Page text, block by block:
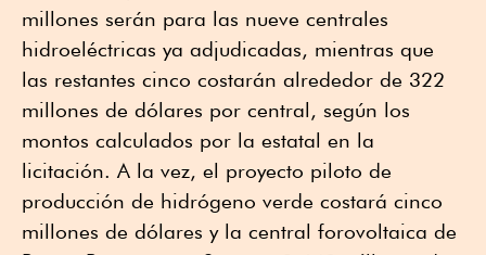
millones serán para las nueve centrales
hidroeléctricas ya adjudicadas, mientras que
las restantes cinco costarán alrededor de 322
millones de dólares por central, según los
montos calculados por la estatal en la
licitación. A la vez, el proyecto piloto de
producción de hidrógeno verde costará cinco
millones de dólares y la central forovoltaica de